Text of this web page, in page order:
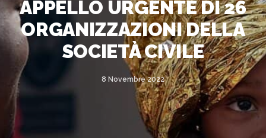
APPELLO URGENTE DI 26
ORGANIZZAZIONI DELLA
SOCIETÀ CIVILE
8 Novembre 2022